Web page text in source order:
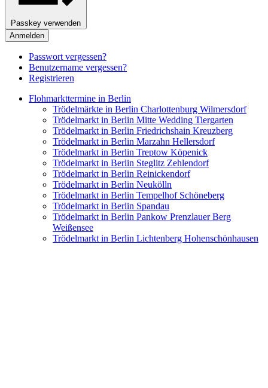
Passkey verwenden
Anmelden
Passwort vergessen?
Benutzername vergessen?
Registrieren
Flohmarkttermine in Berlin
Trödelmärkte in Berlin Charlottenburg Wilmersdorf
Trödelmarkt in Berlin Mitte Wedding Tiergarten
Trödelmarkt in Berlin Friedrichshain Kreuzberg
Trödelmarkt in Berlin Marzahn Hellersdorf
Trödelmarkt in Berlin Treptow Köpenick
Trödelmarkt in Berlin Steglitz Zehlendorf
Trödelmarkt in Berlin Reinickendorf
Trödelmarkt in Berlin Neukölln
Trödelmarkt in Berlin Tempelhof Schöneberg
Trödelmarkt in Berlin Spandau
Trödelmarkt in Berlin Pankow Prenzlauer Berg
Weißensee
Trödelmarkt in Berlin Lichtenberg Hohenschönhausen